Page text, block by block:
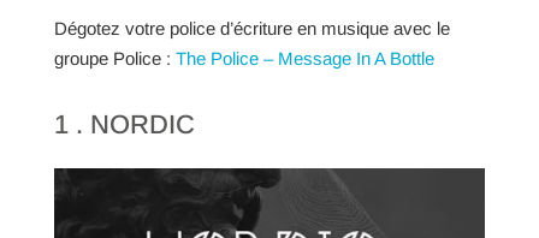
Dégotez votre police d’écriture en musique avec le
groupe Police : The Police – Message In A Bottle
1 . NORDIC